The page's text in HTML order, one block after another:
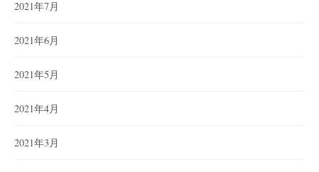
2021年7月
2021年6月
2021年5月
2021年4月
2021年3月